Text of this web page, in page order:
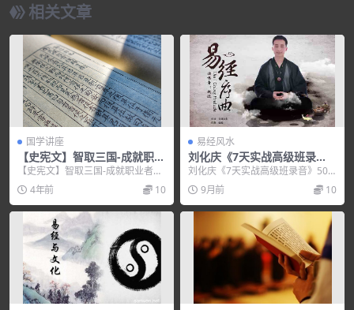
相关文章
国学讲座
【史宪文】智取三国-成就职业
者的10大创新方法
【史宪文】智取三国-成就职业者的
10大创新方法，培训讲座视频，培
训课程视频教程下...
4年前 10
易经风水
刘化庆《7天实战高级班录
音》50个音频
刘化庆《7天实战高级班录音》50
个音频，培训讲座视频，培训课程
视频教程下载，百度...
9月前 10